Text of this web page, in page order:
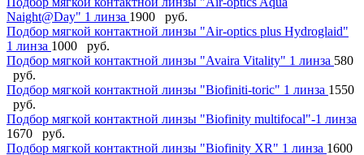
Naight@Day" 1 линза 1900 руб.
Подбор мягкой контактной линзы "Air-optics plus Hydroglaid"
1 линза 1000 руб.
Подбор мягкой контактной линзы "Avaira Vitality" 1 линза 580
руб.
Подбор мягкой контактной линзы "Biofiniti-toric" 1 линза 1550
руб.
Подбор мягкой контактной линзы "Biofinity multifocal"-1 линза
1670 руб.
Подбор мягкой контактной линзы "Biofinity XR" 1 линза 1600